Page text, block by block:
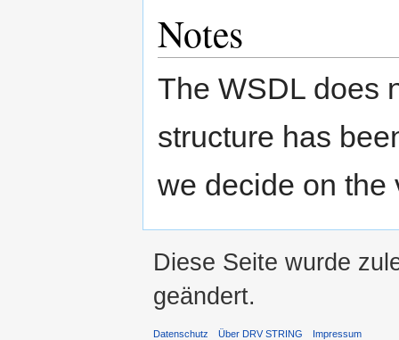
Notes
The WSDL does
structure has
we decide on the
Diese Seite wurde
geändert.
Datenschutz Über DRV STRING Impressum